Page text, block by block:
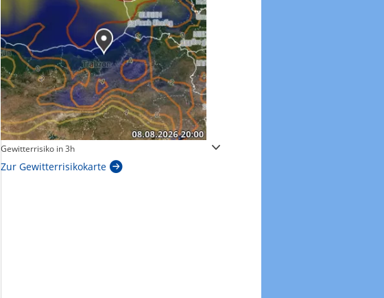
Gewitterrisiko in 3h
Zur Gewitterrisikokarte
Windböen heute